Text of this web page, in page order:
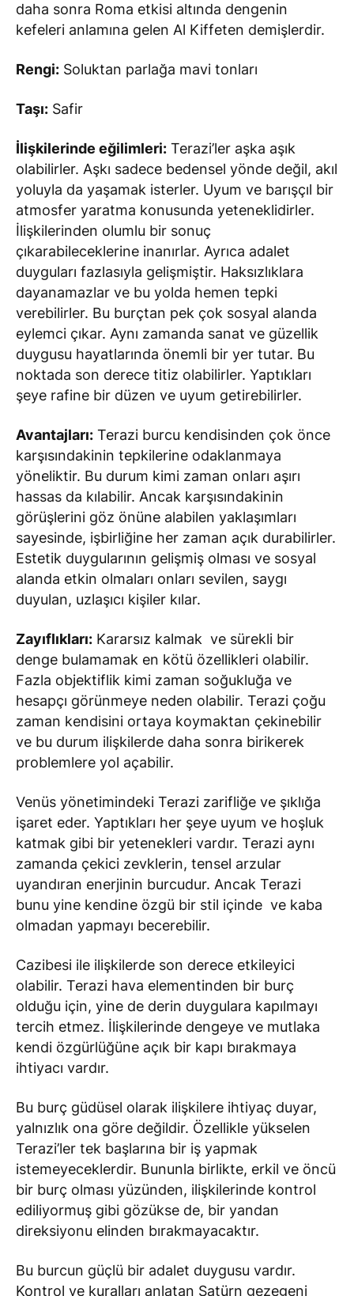
daha sonra Roma etkisi altında dengenin
kefeleri anlamına gelen Al Kiffeten demişlerdir.
Rengi: Soluktan parlağa mavi tonları
Taşı: Safir
İlişkilerinde eğilimleri: Terazi’ler aşka aşık
olabilirler. Aşkı sadece bedensel yönde değil, akıl
yoluyla da yaşamak isterler. Uyum ve barışçıl bir
atmosfer yaratma konusunda yeteneklidirler.
İlişkilerinden olumlu bir sonuç
çıkarabileceklerine inanırlar. Ayrıca adalet
duyguları fazlasıyla gelişmiştir. Haksızlıklara
dayanamazlar ve bu yolda hemen tepki
verebilirler. Bu burçtan pek çok sosyal alanda
eylemci çıkar. Aynı zamanda sanat ve güzellik
duygusu hayatlarında önemli bir yer tutar. Bu
noktada son derece titiz olabilirler. Yaptıkları
şeye rafine bir düzen ve uyum getirebilirler.
Avantajları: Terazi burcu kendisinden çok önce
karşısındakinin tepkilerine odaklanmaya
yöneliktir. Bu durum kimi zaman onları aşırı
hassas da kılabilir. Ancak karşısındakinin
görüşlerini göz önüne alabilen yaklaşımları
sayesinde, işbirliğine her zaman açık durabilirler.
Estetik duygularının gelişmiş olması ve sosyal
alanda etkin olmaları onları sevilen, saygı
duyulan, uzlaşıcı kişiler kılar.
Zayıflıkları: Kararsız kalmak ve sürekli bir
denge bulamamak en kötü özellikleri olabilir.
Fazla objektiflik kimi zaman soğukluğa ve
hesapçı görünmeye neden olabilir. Terazi çoğu
zaman kendisini ortaya koymaktan çekinebilir
ve bu durum ilişkilerde daha sonra birikerek
problemlere yol açabilir.
Venüs yönetimindeki Terazi zarifliğe ve şıklığa
işaret eder. Yaptıkları her şeye uyum ve hoşluk
katmak gibi bir yetenekleri vardır. Terazi aynı
zamanda çekici zevklerin, tensel arzular
uyandıran enerjinin burcudur. Ancak Terazi
bunu yine kendine özgü bir stil içinde ve kaba
olmadan yapmayı becerebilir.
Cazibesi ile ilişkilerde son derece etkileyici
olabilir. Terazi hava elementinden bir burç
olduğu için, yine de derin duygulara kapılmayı
tercih etmez. İlişkilerinde dengeye ve mutlaka
kendi özgürlüğüne açık bir kapı bırakmaya
ihtiyacı vardır.
Bu burç güdüsel olarak ilişkilere ihtiyaç duyar,
yalnızlık ona göre değildir. Özellikle yükselen
Terazi’ler tek başlarına bir iş yapmak
istemeyeceklerdir. Bununla birlikte, erkil ve öncü
bir burç olması yüzünden, ilişkilerinde kontrol
ediliyormuş gibi gözükse de, bir yandan
direksiyonu elinden bırakmayacaktır.
Bu burcun güçlü bir adalet duygusu vardır.
Kontrol ve kuralları anlatan Satürn gezegeni